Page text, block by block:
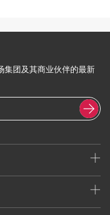
集团及其商业伙伴的最新